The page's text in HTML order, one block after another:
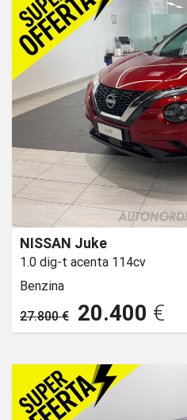
NISSAN Juke
1.0 dig-t acenta 114cv
Benzina
27.800 €
20.400 €